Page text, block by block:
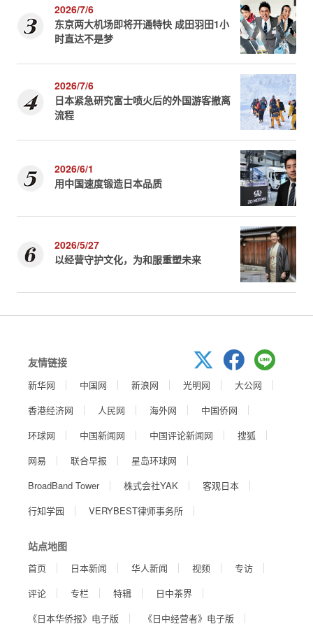
2026/7/6
东京两大机场即将开通特快 成田羽田1小
时直达不是梦
2026/7/6
日本紧急研究富士喷火后的外国游客撤离
流程
2026/6/1
用中国速度锻造日本品质
2026/5/27
以经营守护文化，为和服重塑未来
友情链接
新华网 中国网 新浪网 光明网
大公网
香港经济网
人民网 海外网
中国侨网
环球网
中国新闻网 中国评论新闻网
搜狐
网易
联合早报
星岛环球网
BroadBand Tower
株式会社YAK
客观日本
行知学园
VERYBEST律师事务所
站点地图
首页 日本新闻 华人新闻 视频
专访
评论
专栏 特辑
日中茶界
《日本华侨报》电子版
《日中经营者》电子版